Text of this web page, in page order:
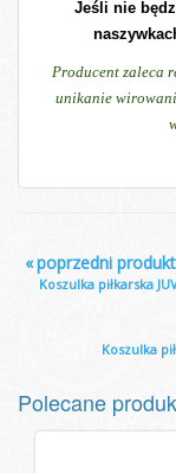
Jeśli nie
Producent zaleca
unikanie
«poprzedni produkt
Koszulka piłkarska
Koszulka
Polecane